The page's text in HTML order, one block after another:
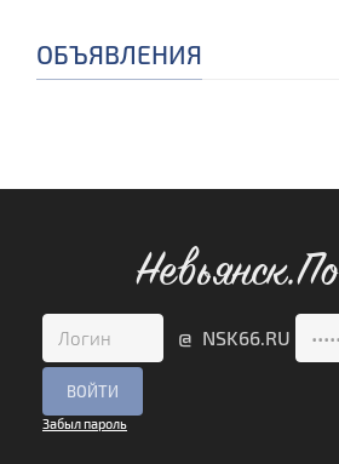
ОБЪЯВЛЕНИЯ
@ NSK66.RU
Забыл пароль